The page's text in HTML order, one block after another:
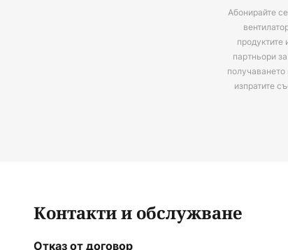
ZigBee мост или ZigBee
Абонирайте
партньори
получаването
изпратите
Контакти и обслужване
Отказ от договор